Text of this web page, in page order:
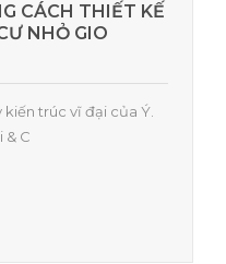
CÁCH THIẾT KẾ
NHỎ GIO
​​trúc vĩ đại của Ý.
& C